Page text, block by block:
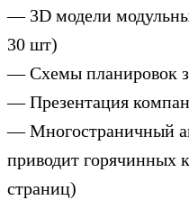
— 3D модели
30 шт)
— Схемы планировок
— Презентация
— Многостраничный
приводит горячинных
страниц)